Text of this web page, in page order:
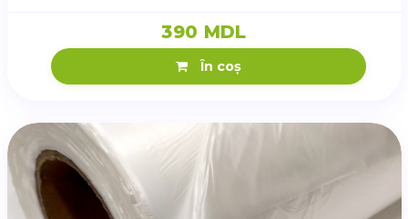
390 MDL
În coș